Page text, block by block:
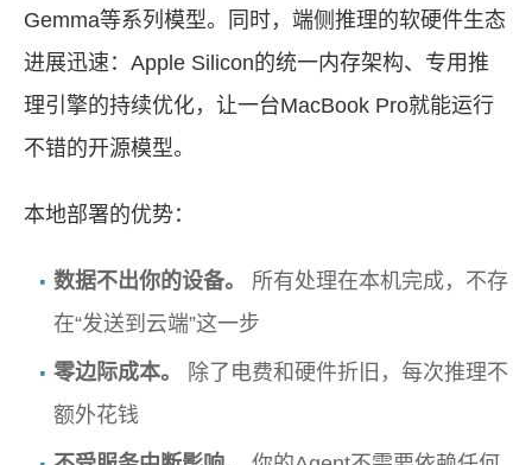
Gemma等系列模型。同时，端侧推理的软硬件生态
进展迅速：Apple Silicon的统一内存架构、专用推
理引擎的持续优化，让一台MacBook Pro就能运行
不错的开源模型。
本地部署的优势：
数据不出你的设备。
所有处理在本机完成，不存
在“发送到云端”这一步
零边际成本。
除了电费和硬件折旧，每次推理不
额外花钱